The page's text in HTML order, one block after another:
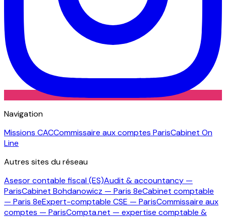
Navigation
Missions CACCommissaire aux comptes ParisCabinet On
Line
Autres sites du réseau
Asesor contable fiscal (ES)Audit & accountancy —
ParisCabinet Bohdanowicz — Paris 8eCabinet comptable
— Paris 8eExpert-comptable CSE — ParisCommissaire aux
comptes — ParisCompta.net — expertise comptable &